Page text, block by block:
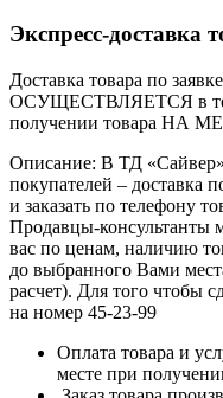
Экспресс-доставка
Доставка товара по
ОСУЩЕСТВЛЯЕТСЯ в
получении товара НА
Описание: В ТД «Сайвер»
покупателей – доставка
и заказать по телефону
Продавцы-консультанты
вас по ценам, наличию
до выбранного Вами
расчет). Для того чтобы
на номер 45-23-99
Оплата товара и
месте при